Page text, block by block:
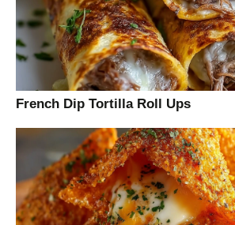
French Dip Tortilla Roll Ups